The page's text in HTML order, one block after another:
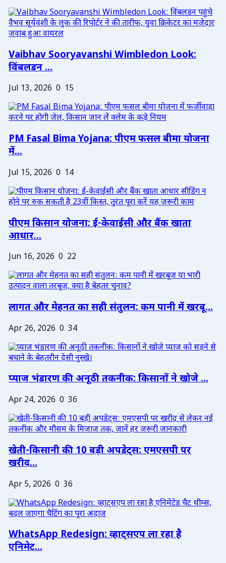
Vaibhav Sooryavanshi Wimbledon Look:
विंबलडन ...
Jul 13, 2026 0 15
PM Fasal Bima Yojana: पीएम फसल बीमा योजना
में...
Jul 15, 2026 0 14
पीएम किसान योजना: ई-केवाईसी और बैंक खाता
आधार...
Jun 16, 2026 0 22
लागत और मेहनत का सही संतुलन: कम पानी में खरबू...
Apr 26, 2026 0 34
प्याज भंडारण की अनूठी तकनीक: किसानों ने खोजे ...
Apr 24, 2026 0 36
खेती-किसानी की 10 बड़ी अपडेट्स: एमएसपी पर
खरीद...
Apr 5, 2026 0 36
WhatsApp Redesign: व्हाट्सएप ला रहा है
एनिमेट...